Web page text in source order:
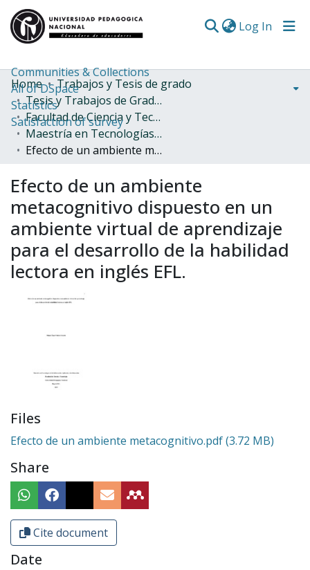
Log In
Communities & Collections
All of DSpace
Statistics
Satisfaction of survey
Home
Trabajos y Tesis de grado
Tesis y Trabajos de Grado (Posgrado)
Facultad de Ciencia y Tecnología
Maestría en Tecnologías de la Información aplicadas a la Educación
Efecto de un ambiente metacognitivo dispuesto en un ambiente virtual de aprendizaje para el desarrollo de la habilidad lectora en inglés EFL.
Efecto de un ambiente
metacognitivo dispuesto en un
ambiente virtual de aprendizaje
para el desarrollo de la habilidad
lectora en inglés EFL.
Files
Efecto de un ambiente metacognitivo.pdf(3.72 MB)
Share
Cite document
Date